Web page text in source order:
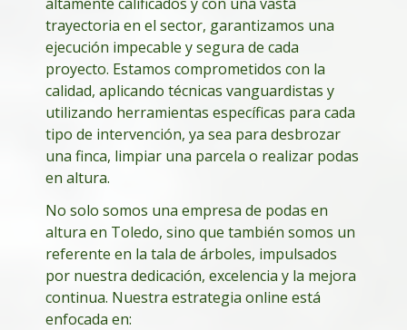
trayectoria en el sector, garantizamos una
ejecución impecable y segura de cada
proyecto. Estamos comprometidos con la
calidad, aplicando técnicas vanguardistas y
utilizando herramientas específicas para cada
tipo de intervención, ya sea para desbrozar
una finca, limpiar una parcela o realizar podas
en altura.
No solo somos una empresa de podas en
altura en Toledo, sino que también somos un
referente en la tala de árboles, impulsados
por nuestra dedicación, excelencia y la mejora
continua. Nuestra estrategia online está
enfocada en: